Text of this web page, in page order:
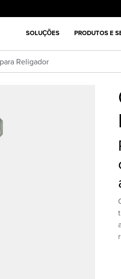
SOLUÇÕES PRODUTOS E
Religador